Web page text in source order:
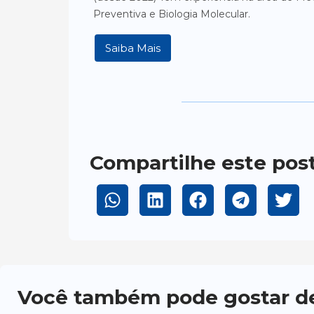
Preventiva e Biologia Molecular.
Saiba Mais
Compartilhe este
Você também pode gostar